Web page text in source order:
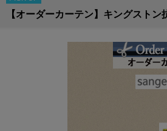
【オーダーカーテン】キングストン